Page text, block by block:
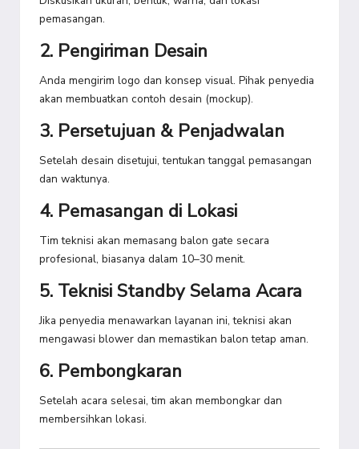
pemasangan.
2. Pengiriman Desain
Anda mengirim logo dan konsep visual. Pihak penyedia
akan membuatkan contoh desain (mockup).
3. Persetujuan & Penjadwalan
Setelah desain disetujui, tentukan tanggal pemasangan
dan waktunya.
4. Pemasangan di Lokasi
Tim teknisi akan memasang balon gate secara
profesional, biasanya dalam 10–30 menit.
5. Teknisi Standby Selama Acara
Jika penyedia menawarkan layanan ini, teknisi akan
mengawasi blower dan memastikan balon tetap aman.
6. Pembongkaran
Setelah acara selesai, tim akan membongkar dan
membersihkan lokasi.